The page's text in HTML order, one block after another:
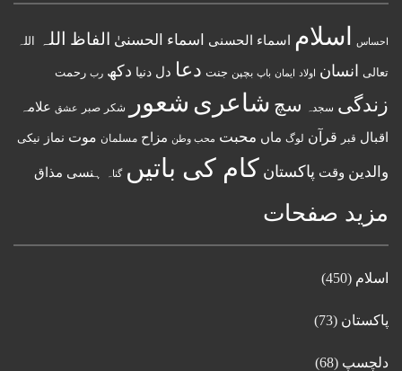
احساس اسلام اسماء الحسنى اسماء الحسنیٰ الفاظ اللہ اللہ
تعالی انسان اولاد ایمان باپ بچپن جنت دعا دل دنیا دکھ رب رحمت
زندگی سجدہ سچ شاعری شعور شکر صبر عشق علامہ
اقبال قبر قرآن لوگ ماں محبت محب وطن مزاح مسلمان موت نماز نیکی
والدین وقت پاکستان کام کی باتیں گناہ ہنسی مذاق
مزید صفحات
اسلام (450)
پاکستان (73)
دلچسپ (68)